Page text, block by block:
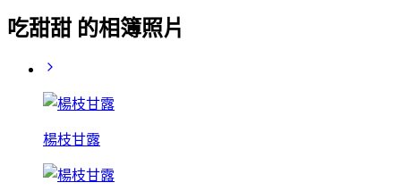
吃甜甜 的相簿照片
楊枝甘露